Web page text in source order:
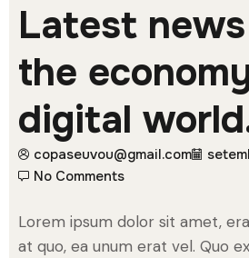
Latest
the
digital
copaseuvou@gmail.com
No Comments
Lorem ipsum dolor sit amet,
at quo, ea unum erat vel. Quo